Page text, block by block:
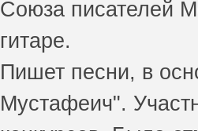
Союза писателей
гитаре.
Пишет песни, в
Мустафеич".